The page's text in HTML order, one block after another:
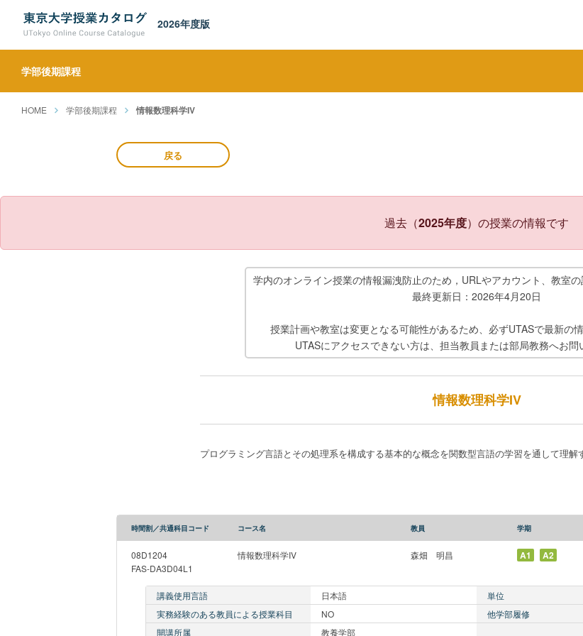
2026年度版
学部後期課程
HOME 学部後期課程 情報数理科学IV
戻る
過去（2025年度）の授業の情報です
学内のオンライン授業の情報漏洩防止のため，URLやアカウント、教室の
最終更新日：2026年4月20日
授業計画や教室は変更となる可能性があるため、必ずUTASで最新の
UTASにアクセスできない方は、担当教員または部局教務へお問
情報数理科学IV
プログラミング言語とその処理系を構成する基本的な概念を関数型言語の学習を通して理解
時間割／共通科目コード コース名 教員 学期
08D1204
FAS-DA3D04L1
情報数理科学IV 森畑 明昌 A1 A2
講義使用言語 日本語 単位
実務経験のある教員による授業科目
NO 他学部履修
開講所属
教養学部